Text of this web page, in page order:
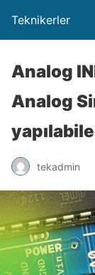
Teknikerler
Analog
Analog
tekadmin